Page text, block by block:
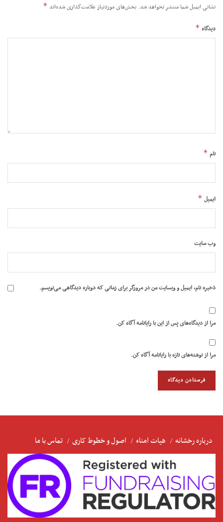
نشانی ایمیل شما منتشر نخواهد شد. بخش‌های موردنیاز علامت‌گذاری شده‌اند *
دیدگاه *
نام *
ایمیل *
وب‌ سایت
ذخیره نام، ایمیل و وبسایت من در مرورگر برای زمانی که دوباره دیدگاهی می‌نویسم.
مرا از دیدگاه‌های پس از این با رایانامه آگاه کن.
مرا از نوشته‌های تازه با رایانامه آگاه کن.
درباره رخشانه هیات امناء اصول و خطوط کاری تماس با ما